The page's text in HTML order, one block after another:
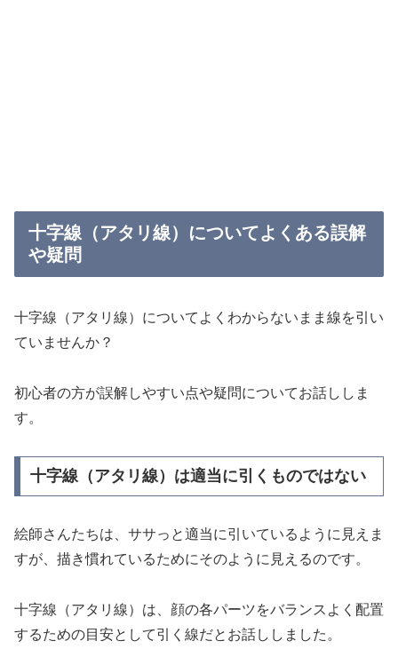
十字線（アタリ線）についてよくある誤解
や疑問
十字線（アタリ線）についてよくわからないまま線を引い
ていませんか？
初心者の方が誤解しやすい点や疑問についてお話ししま
す。
十字線（アタリ線）は適当に引くものではない
絵師さんたちは、ササっと適当に引いているように見えま
すが、描き慣れているためにそのように見えるのです。
十字線（アタリ線）は、顔の各パーツをバランスよく配置
するための目安として引く線だとお話ししました。